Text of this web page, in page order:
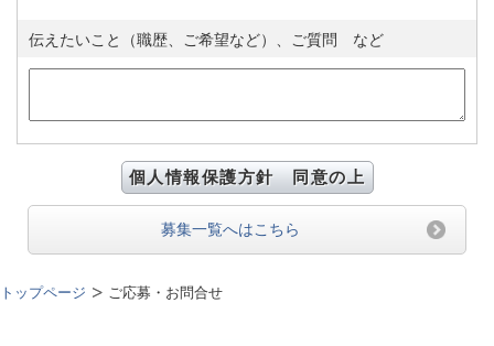
伝えたいこと（職歴、ご希望など）、ご質問 など
募集一覧へはこちら
トップページ ご応募・お問合せ